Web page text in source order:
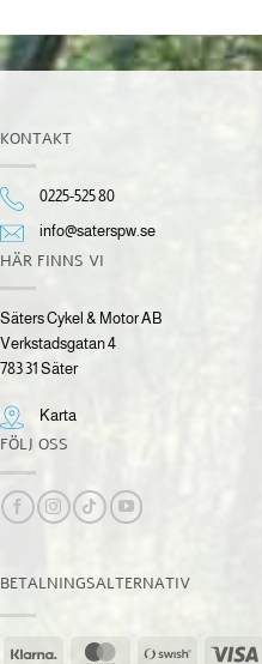
KONTAKT
0225-525 80
info@saterspw.se
HÄR FINNS VI
Säters Cykel & Motor AB
Verkstadsgatan 4
783 31 Säter
Karta
FÖLJ OSS
BETALNINGSALTERNATIV
Klarna MasterCardSwish